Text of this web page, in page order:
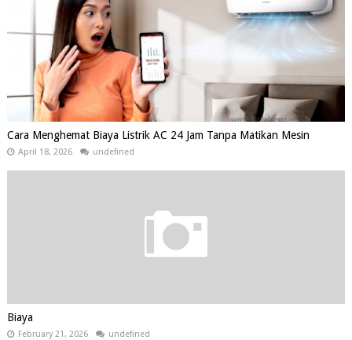
Cara Menghemat Biaya Listrik AC 24 Jam Tanpa Matikan Mesin
April 18, 2026 undefined
Biaya
February 21, 2026 undefined